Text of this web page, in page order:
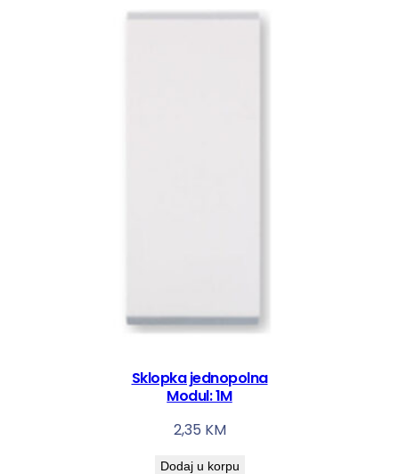
Sklopka jednopolna
Modul: 1M
2,35 KM
Dodaj u korpu